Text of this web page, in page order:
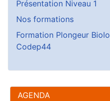
AGENDA
Présentation Niveau 1
Nos formations
Formation Plongeur
Codep44